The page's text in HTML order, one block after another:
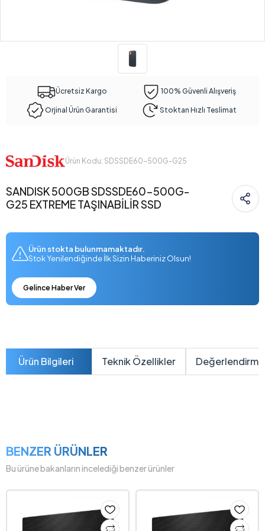
Ücretsiz Kargo 100% Güvenli Alışveriş
Orjinal Ürün Garantisi Stoktan Hızlı Teslimat
Ürün Kodu: SDSSDE60-500G-G25
SANDISK 500GB SDSSDE60-500G-
G25 EXTREME TAŞINABİLİR SSD
Ürün stokta bulunmamaktadır.
Stok Yenilendiğinde İlk Sizin Haberiniz Olsun!
Gelince Haber Ver
Ürün Bilgileri Teknik Özellikler
BENZER ÜRÜNLER
Bu ürüne bakanların incelediği benzer ürünler